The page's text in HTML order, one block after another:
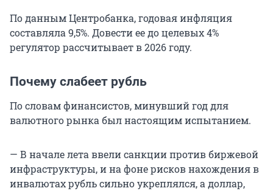
По данным Центробанка, годовая инфляция
составляла 9,5%. Довести ее до целевых 4%
регулятор рассчитывает в 2026 году.
Почему слабеет рубль
По словам финансистов, минувший год для
валютного рынка был настоящим испытанием.
— В начале лета ввели санкции против биржевой
инфраструктуры, и на фоне рисков нахождения в
инвалютах рубль сильно укреплялся, а доллар,